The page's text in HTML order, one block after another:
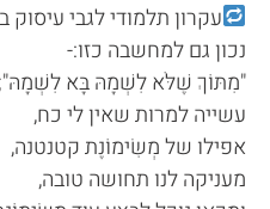
עקרון תלמודי לגבי עיסוק
נכון גם למחשבה כזו:-
"מִתּוֹךְ שֶׁלֹּא לִשְׁמָהּ בָּא
עשייה למרות שאין לי כח,
אפילו של מְשִׂימוֹנֶת קטנטנה,
מעניקה לנו תחושה טובה,